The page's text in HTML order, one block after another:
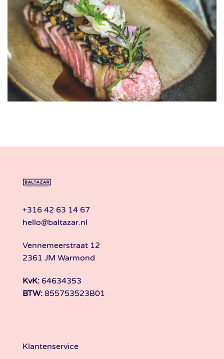
+316 42 63 14 67
hello@baltazar.nl
Vennemeerstraat 12
2361 JM Warmond
KvK: 64634353
BTW: 855753523B01
Klantenservice